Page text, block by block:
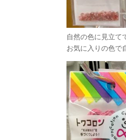
自然の色に見立て
お気に入りの色で